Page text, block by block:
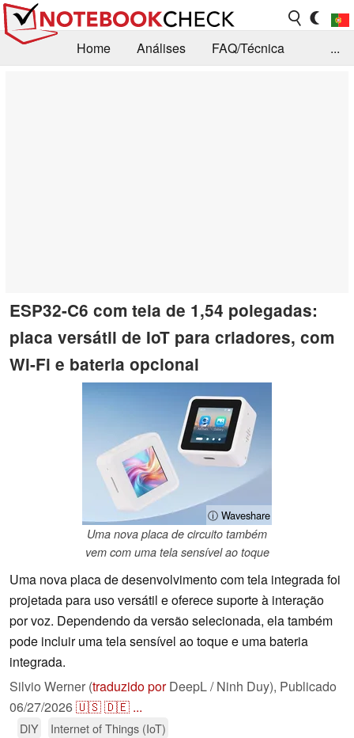
Home Análises
FAQ/Técnica
...
ESP32-C6 com tela de 1,54 polegadas:
placa versátil de IoT para criadores, com
Wi-Fi e bateria opcional
ⓘ Waveshare
Uma nova placa de circuito também
vem com uma tela sensível ao toque
Uma nova placa de desenvolvimento com tela integrada foi
projetada para uso versátil e oferece suporte à interação
por voz. Dependendo da versão selecionada, ela também
pode incluir uma tela sensível ao toque e uma bateria
integrada.
Silvio Werner (traduzido porDeepL / Ninh Duy), Publicado
06/27/2026🇺🇸🇩🇪 ...
DIY Internet of Things (IoT)